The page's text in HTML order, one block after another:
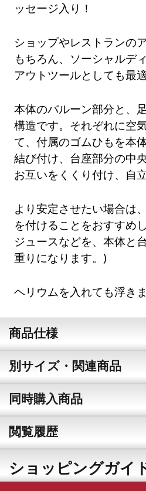
ッセージ入り！
ショップやレストランの
もちろん、ソーシャルデ
アウトツールとしても最適
本体のバルーン部分と、
構造です。それぞれに空
て、付属のゴムひもを本
結び付け、台座部分の中
お互いをくくり付け、自
より安定させたい場合は
を付けることをおすすめ
ジュースなどを、本体と
重りになります。)
ヘリウムを入れても浮きま
商品仕様
別サイズ・関連商品
同時購入商品
閲覧履歴
ショッピングガイ